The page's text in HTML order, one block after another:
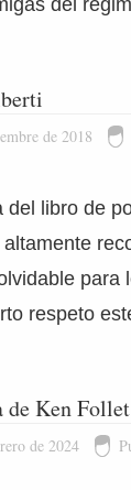
del
de 2018
del libro de
respeto
de Ken Follet
de 2024